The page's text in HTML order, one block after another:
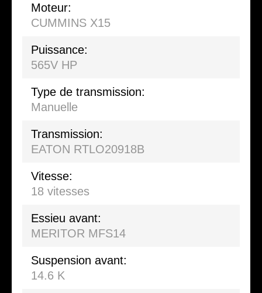
Moteur:
CUMMINS X15
Puissance:
565V HP
Type de transmission:
Manuelle
Transmission:
EATON RTLO20918B
Vitesse:
18 vitesses
Essieu avant:
MERITOR MFS14
Suspension avant:
14.6 K